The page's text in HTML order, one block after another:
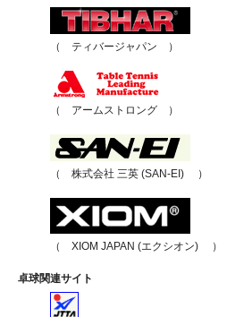
（ ティバージャパン ）
（ アームストロング ）
（ 株式会社 三英 (SAN-EI) ）
（ XIOM JAPAN (エクシオン) ）
卓球関連サイト